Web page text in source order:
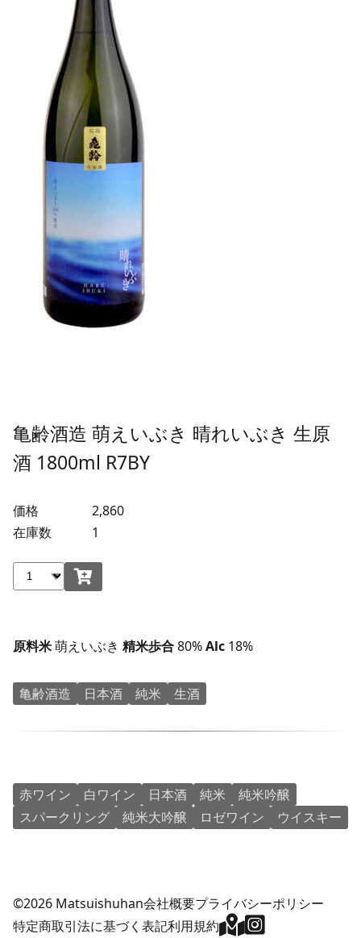
亀齢酒造 萌えいぶき 晴れいぶき 生原
酒 1800ml R7BY
価格
2,860
在庫数
1
原料米萌えいぶき 精米歩合80%Alc 18%
亀齢酒造 日本酒 純米 生酒
赤ワイン 白ワイン 日本酒 純米
純米吟醸
スパークリング
純米大吟醸 ロゼワイン ウイスキー
©2026 Matsuishuhan会社概要プライバシーポリシー
特定商取引法に基づく表記利用規約